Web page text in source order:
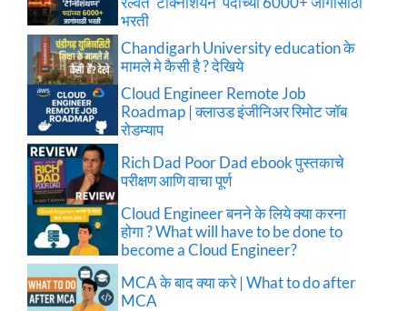
भरती
Chandigarh University education के
मामले मे कैसी है ? देखिये
Cloud Engineer Remote Job
Roadmap | क्लाउड इंजीनिअर रिमोट जॉब
रोडम्याप
Rich Dad Poor Dad ebook पुस्तकाचे
परीक्षण आणि वाचा पूर्ण
Cloud Engineer बनने के लिये क्या करना
होगा ? What will have to be done to
become a Cloud Engineer?
MCA के बाद क्या करे | What to do after
MCA